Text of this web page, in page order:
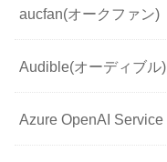
aucfan(オークファン)
Audible(オーディブル)
Azure OpenAI Service